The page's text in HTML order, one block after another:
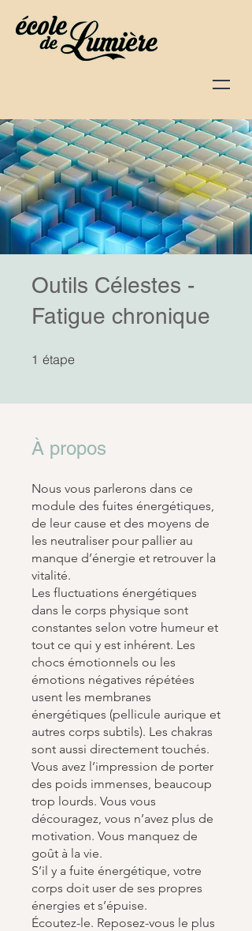
Outils Célestes -
Fatigue chronique
1 étape
À propos
Nous vous parlerons dans ce
module des fuites énergétiques,
de leur cause et des moyens de
les neutraliser pour pallier au
manque d’énergie et retrouver la
vitalité.
Les fluctuations énergétiques
dans le corps physique sont
constantes selon votre humeur et
tout ce qui y est inhérent. Les
chocs émotionnels ou les
émotions négatives répétées
usent les membranes
énergétiques (pellicule aurique et
autres corps subtils). Les chakras
sont aussi directement touchés.
Vous avez l’impression de porter
des poids immenses, beaucoup
trop lourds. Vous vous
découragez, vous n’avez plus de
motivation. Vous manquez de
goût à la vie.
S’il y a fuite énergétique, votre
corps doit user de ses propres
énergies et s’épuise.
Écoutez-le. Reposez-vous le plus